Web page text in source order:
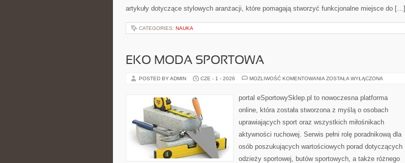
artykuły dotyczące stylowych aranżacji, które pomagają stworzyć funkcjonalne miejsce do […]
CATEGORIES: NAUKA
EKO MODA SPORTOWA
POSTED BY ADMIN CZE - 1 - 2026 MOŻLIWOŚĆ KOMENTOWANIA EKO
ZOSTAŁA WYŁĄCZONA
portal eSportowySklep.pl to nowoczesna platforma
online, która została stworzona z myślą o osobach
uprawiających sport oraz wszystkich miłośnikach
aktywności ruchowej. Serwis pełni rolę poradnikową dla
osób poszukujących wartościowych porad dotyczących
odzieży sportowej, butów sportowych, a także różnego